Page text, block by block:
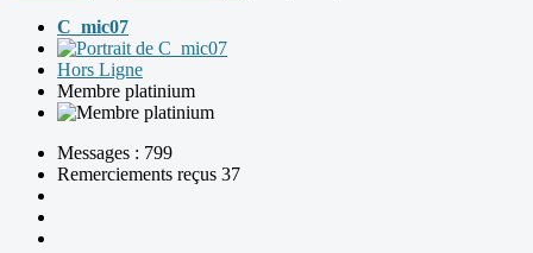
C_mic07
Hors Ligne
Membre platinium
Messages : 799
Remerciements reçus 37